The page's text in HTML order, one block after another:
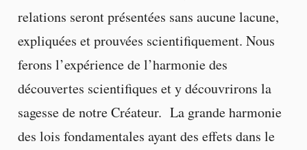
relations seront présentées sans aucune lacune,
expliquées et prouvées scientifiquement. Nous
ferons l’expérience de l’harmonie des
découvertes scientifiques et y découvrirons la
sagesse de notre Créateur. La grande harmonie
des lois fondamentales ayant des effets dans le